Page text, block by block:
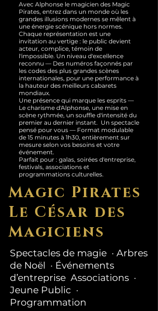
Avec Alphonse le magicien des Magic
Pirates, entrez dans un monde où les
grandes illusions modernes se mêlent à
une énergie scénique hors normes.
Chaque représentation est une
invitation au vertige : le public devient
acteur, complice, témoin de
l'impossible. Un niveau d'excellence
reconnu — Des numéros façonnés par
les codes des plus grandes scènes
internationales, pour une performance à
la hauteur des meilleurs cabarets
mondiaux.
Une présence qui marque les esprits —
Le charisme d'Alphonse, une mise en
scène rythmée, un souffle d'intensité du
premier au dernier instant. Un spectacle
pensé pour vous — Format modulable
de 15 minutes à 1h30, entièrement sur
mesure selon vos besoins et votre
événement.
Parfait pour : galas, soirées d'entreprise,
festivals, associations et
programmations culturelles.
Magic Pirates
Le César des
Magiciens
Spectacles de magie · Arbres
de Noël · Événements
d’entreprise Associations ·
Jeune Public ·
Programmation